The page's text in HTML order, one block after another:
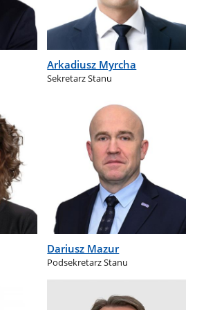
Arkadiusz Myrcha
Sekretarz Stanu
Dariusz Mazur
Podsekretarz Stanu